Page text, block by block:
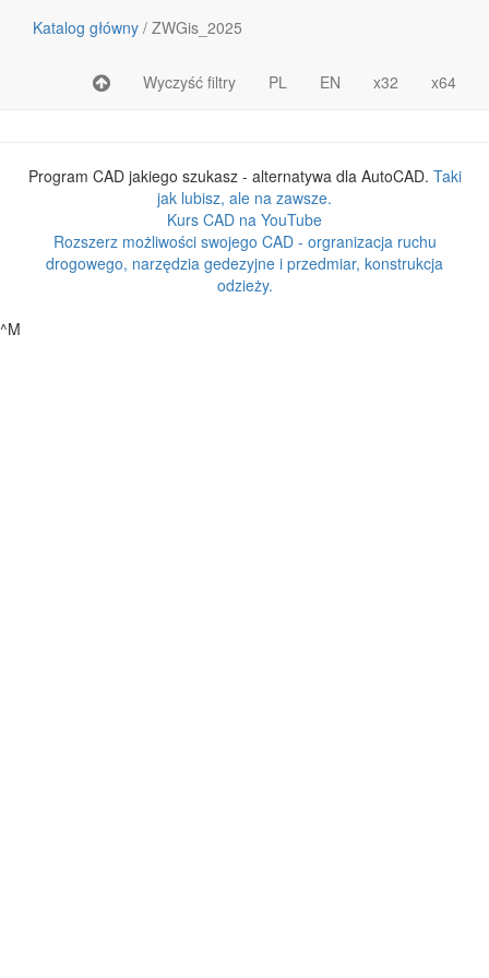
Katalog główny / ZWGis_2025
Wyczyść filtry PL EN x32 x64
Nazwa pliku lub katalogu
Program CAD jakiego szukasz - alternatywa dla AutoCAD. Taki
jak lubisz, ale na zawsze.
Kurs CAD na YouTube
Rozszerz możliwości swojego CAD - orgranizacja ruchu
drogowego, narzędzia gedezyjne i przedmiar, konstrukcja
odzieży.
^M